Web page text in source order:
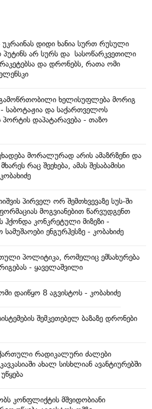
უკრაინას დიდი ხანია სურთ რუსული
არ სურს და სასოწარკვეთილი
და დრონებს, რათა ომი
ხელისუფლება მორიგ
საბოტაჟია და საქართველოს
პორტის დაპატარავება - თაზო
მორალურად არის ამაზრზენი და
რაც შეეხება, ამას შესაბამისი
პირველ ორ შემთხვევაზე სუს-ში
მოგვიანებით წარვუდგენთ
ჰქონდა კონკრეტული მიზეზი -
ენგურჰესზე - კობახიძე
პოლიტიკა, რომელიც ემსახურება
- ყაველაშვილი
დაიწყო 8 აგვისტოს - კობახიძე
შემკეთებელ ბაზაზე დრონები
რადიკალური ძალები
ახალ სისხლიან ავანტიურებში
კონფლიქტის მშვიდობიანი